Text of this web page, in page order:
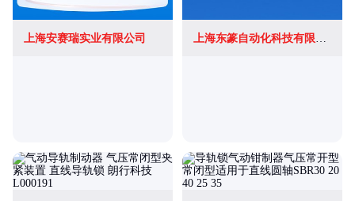
上海安赛瑞实业有限公司 上海东篆自动化科技有限公司